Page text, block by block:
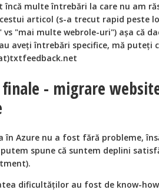
încă multe întrebări la care nu am
articol (s-a trecut rapid peste
vs "mai multe webrole-uri") aşa că
aveţi întrebări specifice, mă puteţi
- migrare
în Azure nu a fost fără probleme,
spune că suntem deplini
dificultăţilor au fost de know-